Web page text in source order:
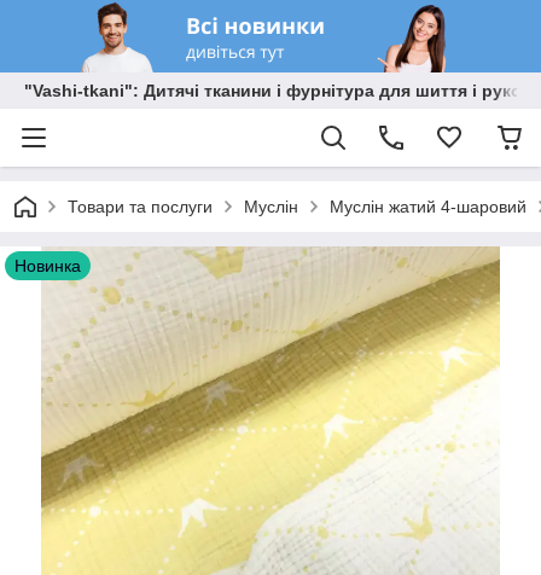
"Vashi-tkani": Дитячі тканини і фурнітура для шиття і
Товари та послуги Муслін Муслін жатий 4-шаровий
Новинка